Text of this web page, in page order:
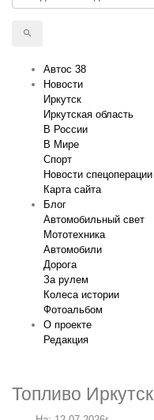
Автос 38
Новости
Иркутск
Иркутская область
В России
В Мире
Спорт
Новости спецоперации
Карта сайта
Блог
Автомобильный свет
Мототехника
Автомобили
Дорога
За рулем
Колеса истории
Фотоальбом
О проекте
Редакция
Топливо Иркутск